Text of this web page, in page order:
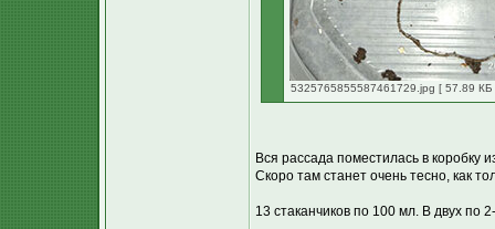
5325765855587461729.jpg [ 57.89
Вся рассада поместилась в коробку
Скоро там станет очень тесно, как
13 стаканчиков по 100 мл. В двух по